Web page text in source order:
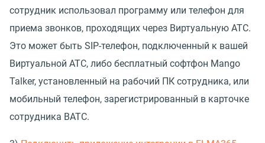
сотрудник использовал программу или телефон для
приема звонков, проходящих через Виртуальную АТС.
Это может быть SIP-телефон, подключенный к вашей
Виртуальной АТС, либо бесплатный софтфон Mango
Talker, установленный на рабочий ПК сотрудника, или
мобильный телефон, зарегистрированный в карточке
сотрудника ВАТС.